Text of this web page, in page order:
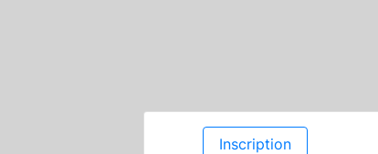
Inscription